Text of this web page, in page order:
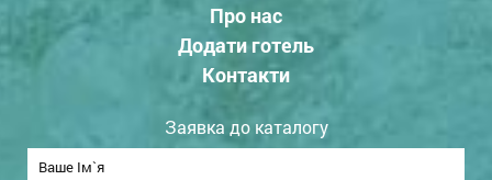
Про нас
Додати готель
Контакти
Заявка до каталогу